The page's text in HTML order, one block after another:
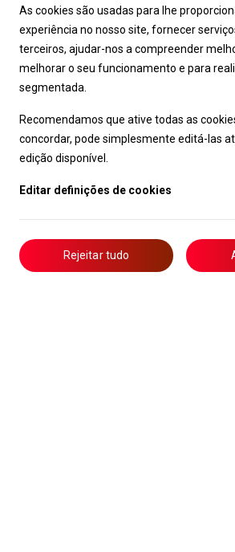
As cookies são usadas para lhe
experiência no nosso site, fornecer
terceiros, ajudar-nos a compreender
melhorar o seu funcionamento e para
segmentada.
Recomendamos que ative todas as
concordar, pode simplesmente editá-las
edição disponível.
Editar definições de cookies
Rejeitar tudo